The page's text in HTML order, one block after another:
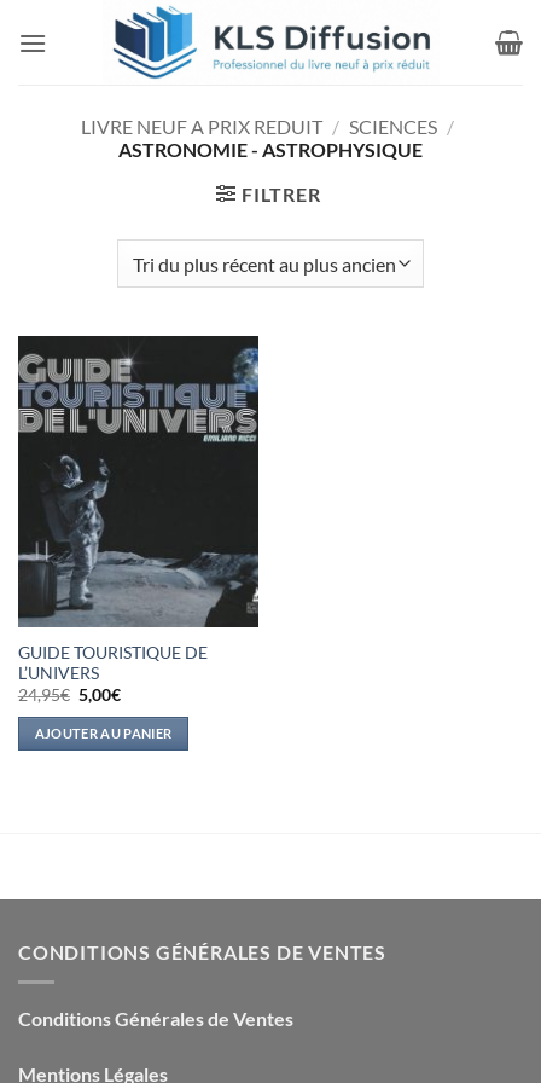
LIVRE NEUF A PRIX REDUIT / SCIENCES /
ASTRONOMIE - ASTROPHYSIQUE
FILTRER
GUIDE TOURISTIQUE DE
L’UNIVERS
24,95€ Le
prix
initial
était :
24,95€.
5,00€Le
actuel
est :
5,00€.
AJOUTER AU PANIER
CONDITIONS GÉNÉRALES DE VENTES
Conditions Générales de Ventes
Mentions Légales